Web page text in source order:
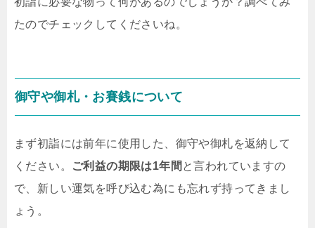
たのでチェックしてくださいね。
御守や御札・お賽銭について
まず初詣には前年に使用した、御守や御札を返納して
ください。
ご利益の期限は1年間 と言われていますの
で、新しい運気を呼び込む為にも忘れず持ってきまし
ょう。